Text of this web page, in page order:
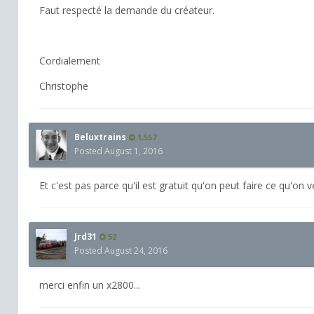
Faut respecté la demande du créateur.
Cordialement
Christophe
Beluxtrains 1,557
Posted August 1, 2016
Et c'est pas parce qu'il est gratuit qu'on peut faire ce qu'on
Jrd31 52
Posted August 24, 2016
merci enfin un x2800...